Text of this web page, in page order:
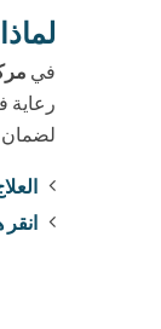
في
رعاية
لضمان